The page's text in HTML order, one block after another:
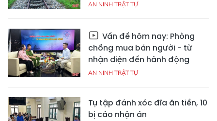
AN NINH TRẬT TỰ
Vấn đề hôm nay: Phòng
chống mua bán người - từ
nhận diện đến hành động
AN NINH TRẬT TỰ
Tụ tập đánh xóc đĩa ăn tiền, 10
bị cáo nhận án